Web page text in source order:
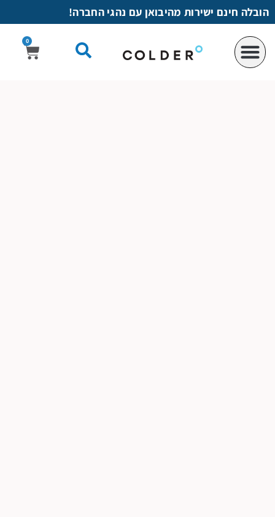
לתוכן
הובלה חינם ישירות מהיבואן עם נהגי החברה!
0